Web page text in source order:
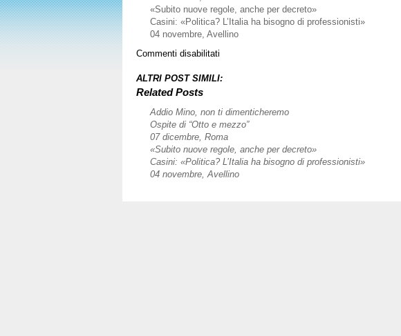
«Subito nuove regole, anche per decreto»
Casini: «Politica? L’Italia ha bisogno di professionisti»
04 novembre, Avellino
Commenti disabilitati
aprile,
ALTRI POST SIMILI:
Related Posts
Addio Mino, non ti dimenticheremo
Ospite di “Otto e mezzo”
07 dicembre, Roma
«Subito nuove regole, anche per decreto»
Casini: «Politica? L’Italia ha bisogno di professionisti»
04 novembre, Avellino